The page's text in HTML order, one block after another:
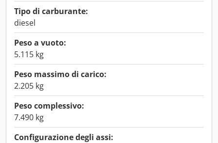
Tipo di carburante:
diesel
Peso a vuoto:
5.115 kg
Peso massimo di carico:
2.205 kg
Peso complessivo:
7.490 kg
Configurazione degli assi: